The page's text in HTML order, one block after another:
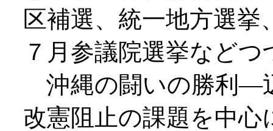
区補選、統一地方選
７月参議院選挙などつ
沖縄の闘いの勝利―
改憲阻止の課題を中